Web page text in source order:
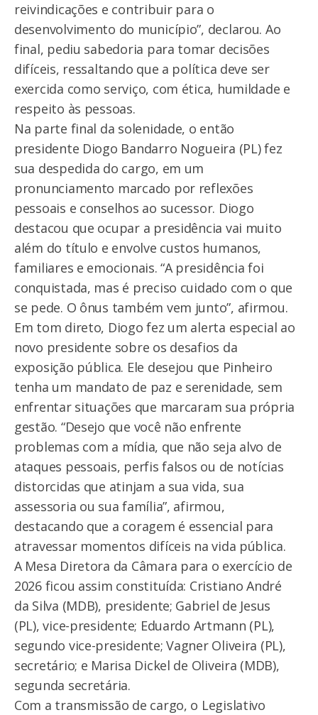
reivindicações e contribuir para o
desenvolvimento do município”, declarou. Ao
final, pediu sabedoria para tomar decisões
difíceis, ressaltando que a política deve ser
exercida como serviço, com ética, humildade e
respeito às pessoas.
Na parte final da solenidade, o então
presidente Diogo Bandarro Nogueira (PL) fez
sua despedida do cargo, em um
pronunciamento marcado por reflexões
pessoais e conselhos ao sucessor. Diogo
destacou que ocupar a presidência vai muito
além do título e envolve custos humanos,
familiares e emocionais. “A presidência foi
conquistada, mas é preciso cuidado com o que
se pede. O ônus também vem junto”, afirmou.
Em tom direto, Diogo fez um alerta especial ao
novo presidente sobre os desafios da
exposição pública. Ele desejou que Pinheiro
tenha um mandato de paz e serenidade, sem
enfrentar situações que marcaram sua própria
gestão. “Desejo que você não enfrente
problemas com a mídia, que não seja alvo de
ataques pessoais, perfis falsos ou de notícias
distorcidas que atinjam a sua vida, sua
assessoria ou sua família”, afirmou,
destacando que a coragem é essencial para
atravessar momentos difíceis na vida pública.
A Mesa Diretora da Câmara para o exercício de
2026 ficou assim constituída: Cristiano André
da Silva (MDB), presidente; Gabriel de Jesus
(PL), vice-presidente; Eduardo Artmann (PL),
segundo vice-presidente; Vagner Oliveira (PL),
secretário; e Marisa Dickel de Oliveira (MDB),
segunda secretária.
Com a transmissão de cargo, o Legislativo